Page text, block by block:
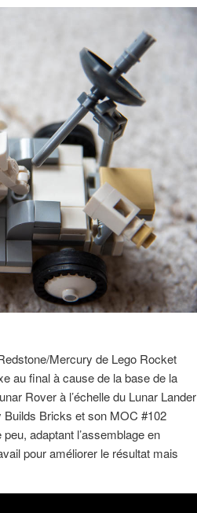
Mercury de Lego Rocket
au final à cause de la base de la
Rover à l’échelle du Lunar Lander
Bricks et son MOC #102
adaptant l’assemblage en
pour améliorer le résultat mais